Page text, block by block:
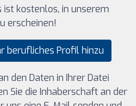
ist kostenlos, in unserem
erscheinen!
berufliches Profil hinzu
den Daten in Ihrer Datei
Sie die Inhaberschaft an der